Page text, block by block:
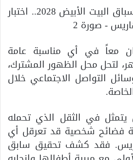
معاً في أي مناسبة عامة
لتحل محل الظهور المشترك،
التواصل الاجتماعي خلال
يتمثل في الثقل الذي تحمله
فضائح شخصية قد تعرقل أي
فقد كشف تحقيق سابق